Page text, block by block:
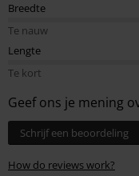
Breedte
Te nauw
Lengte
Te kort
Geef ons je mening
Schrijf een beoordeling
How do reviews work?